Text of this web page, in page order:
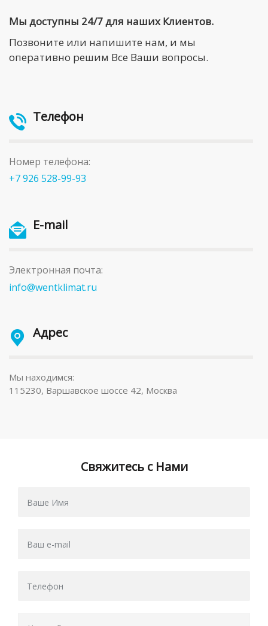
Мы доступны 24/7 для наших Клиентов.
Позвоните или напишите нам, и мы
оперативно решим Все Ваши вопросы.
Телефон
Номер телефона:
+7 926 528-99-93
E-mail
Электронная почта:
info@wentklimat.ru
Адрес
Мы находимся:
115230, Варшавское шоссе 42, Москва
Свяжитесь с Нами